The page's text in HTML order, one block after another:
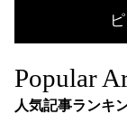
Popular
人気記事ランキ